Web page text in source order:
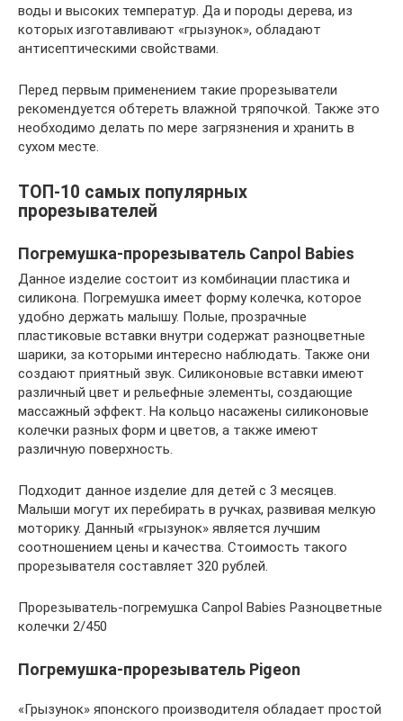
воды и высоких температур. Да и породы дерева, из
которых изготавливают «грызунок», обладают
антисептическими свойствами.
Перед первым применением такие прорезыватели
рекомендуется обтереть влажной тряпочкой. Также это
необходимо делать по мере загрязнения и хранить в
сухом месте.
ТОП-10 самых популярных
прорезывателей
Погремушка-прорезыватель Canpol Babies
Данное изделие состоит из комбинации пластика и
силикона. Погремушка имеет форму колечка, которое
удобно держать малышу. Полые, прозрачные
пластиковые вставки внутри содержат разноцветные
шарики, за которыми интересно наблюдать. Также они
создают приятный звук. Силиконовые вставки имеют
различный цвет и рельефные элементы, создающие
массажный эффект. На кольцо насажены силиконовые
колечки разных форм и цветов, а также имеют
различную поверхность.
Подходит данное изделие для детей с 3 месяцев.
Малыши могут их перебирать в ручках, развивая мелкую
моторику. Данный «грызунок» является лучшим
соотношением цены и качества. Стоимость такого
прорезывателя составляет 320 рублей.
Прорезыватель-погремушка Canpol Babies Разноцветные
колечки 2/450
Погремушка-прорезыватель Pigeon
«Грызунок» японского производителя обладает простой